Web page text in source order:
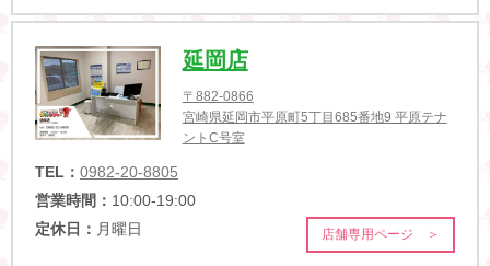
延岡店
〒882-0866
宮崎県延岡市平原町5丁目685番地9 平原テナ
ントC号室
TEL： 0982-20-8805
営業時間： 10:00-19:00
定休日： 月曜日 店舗専用ページ ＞